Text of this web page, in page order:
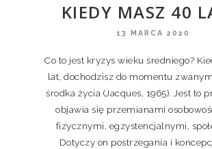
KIEDY MASZ 40
13 MARCA 2020
Co to jest kryzys wieku średniego?
lat, dochodzisz do momentu
środka życia (Jacques, 1965). Jest to
objawia się przemianami
fizycznymi, egzystencjalnymi,
Dotyczy on postrzegania i